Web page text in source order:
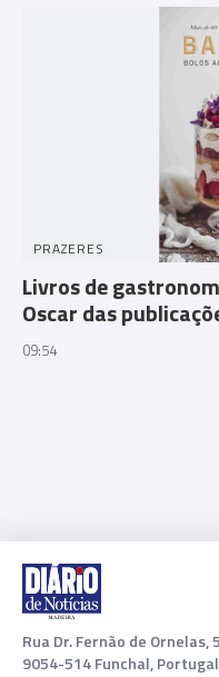
PRAZERES
Livros de
Oscar das
09:54
Rua Dr. Fernão de Ornelas,
9054-514 Funchal, Portugal